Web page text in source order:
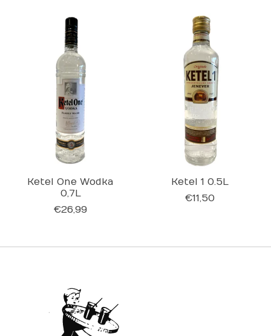
Ketel One Wodka
0,7L
€26,99
Ketel 1 0.5L
€11,50